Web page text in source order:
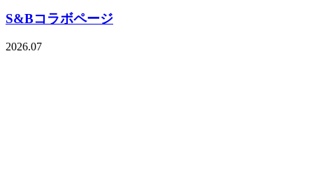
S&Bコラボページ
2026.07